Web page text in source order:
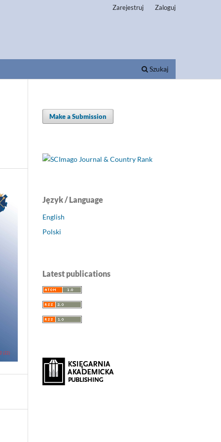
Szukaj
Zarejestruj Zaloguj
Make a Submission
Język / Language
English
Polski
Latest publications